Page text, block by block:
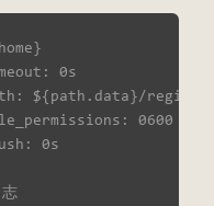
# 配
0s                 # 当
${path.data}/registry
0600
0s                   # 每当